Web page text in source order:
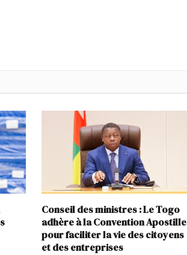
Conseil des ministres : Le Togo
adhère à la Convention Apostille
pour faciliter la vie des citoyens
et des entreprises